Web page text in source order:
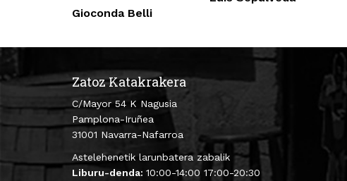
Gioconda Belli
Zatoz Katakrakera
C/Mayor 54 K Nagusia
Pamplona-Iruñea
31001 Navarra-Nafarroa
Astelehenetik larunbatera zabalik
Liburu-denda: 10:00-14:00 17:00-20:30